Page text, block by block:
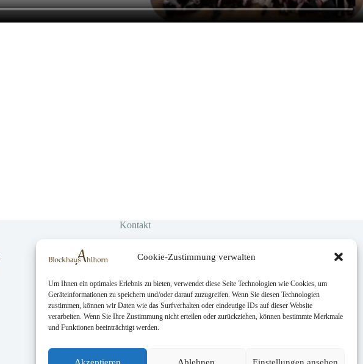
Cookie-Zustimmung verwalten
Um Ihnen ein optimales Erlebnis zu bieten, verwendet diese Seite Technologien wie Cookies, um
Geräteinformationen zu speichern und/oder darauf zuzugreifen. Wenn Sie diesen Technologien
zustimmen, können wir Daten wie das Surfverhalten oder eindeutige IDs auf dieser Website
verarbeiten. Wenn Sie Ihre Zustimmung nicht erteilen oder zurückziehen, können bestimmte Merkmale
und Funktionen beeinträchtigt werden.
Akzeptieren Ablehnen Einstellungen ansehen
Kontakt
Donaciones